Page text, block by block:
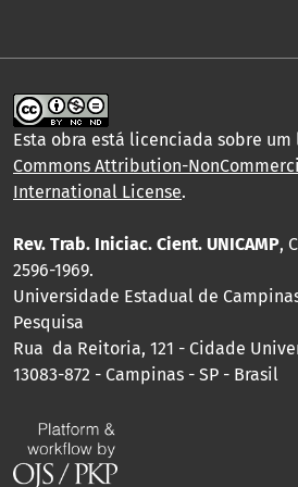
Esta obra está licenciada sobre um
Commons Attribution-
International License.
Rev. Trab. Iniciac. Cient. UNICAMP,
2596-1969.
Universidade Estadual de
Pesquisa
Rua da Reitoria, 121 - Cidade
13083-872 - Campinas - SP - Brasil